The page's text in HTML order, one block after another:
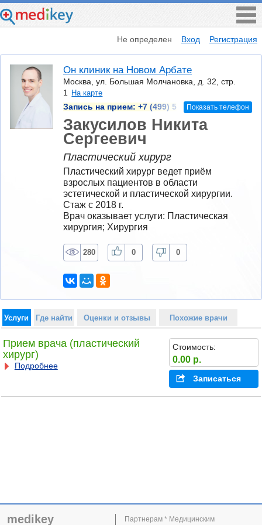
Не определен Вход Регистрация
Он клиник на Новом Арбате
Москва, ул. Большая Молчановка, д. 32, стр.
1
На карте
Запись на прием: +7 (499) 5 Показать телефон
Закусилов Никита
Сергеевич
Пластический хирург
Пластический хирург ведет приём
взрослых пациентов в области
эстетической и пластической хирургии.
Стаж с 2018 г.
Врач оказывает услуги: Пластическая
хирургия; Хирургия
280 0 0
Услуги Где найти Оценки и отзывы Похожие врачи
Прием врача (пластический
хирург)
Подробнее
Стоимость:
0.00 р.
Записаться
medikey
Партнерам * Медицинским